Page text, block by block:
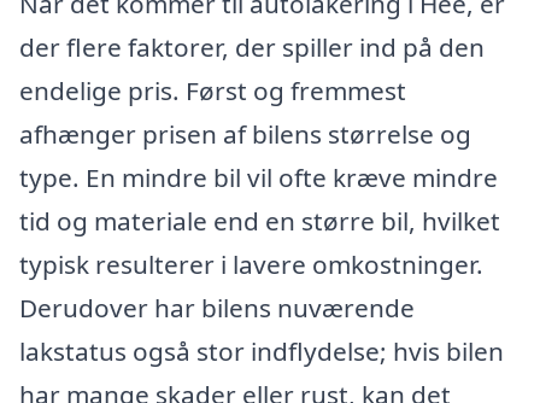
der flere faktorer, der spiller ind på den
endelige pris. Først og fremmest
afhænger prisen af bilens størrelse og
type. En mindre bil vil ofte kræve mindre
tid og materiale end en større bil, hvilket
typisk resulterer i lavere omkostninger.
Derudover har bilens nuværende
lakstatus også stor indflydelse; hvis bilen
har mange skader eller rust, kan det